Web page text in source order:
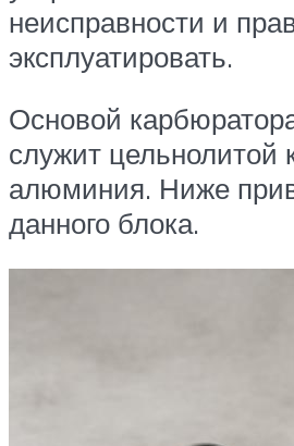
неисправности и
эксплуатировать.
Основой
служит цельнолитой
алюминия. Ниже
данного блока.